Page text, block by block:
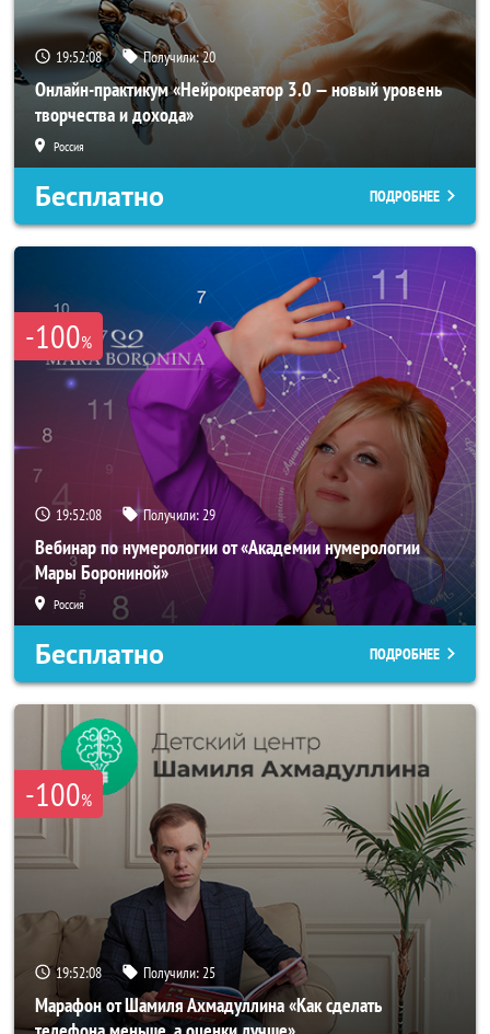
19:52:05 Получили:20
Онлайн-практикум «Нейрокреатор 3.0 — новый уровень
творчества и дохода»
Россия
Бесплатно ПОДРОБНЕЕ
-100%
19:52:05 Получили:29
Вебинар по нумерологии от «Академии нумерологии
Мары Борониной»
Россия
Бесплатно ПОДРОБНЕЕ
-100%
19:52:05 Получили:25
Марафон от Шамиля Ахмадуллина «Как сделать